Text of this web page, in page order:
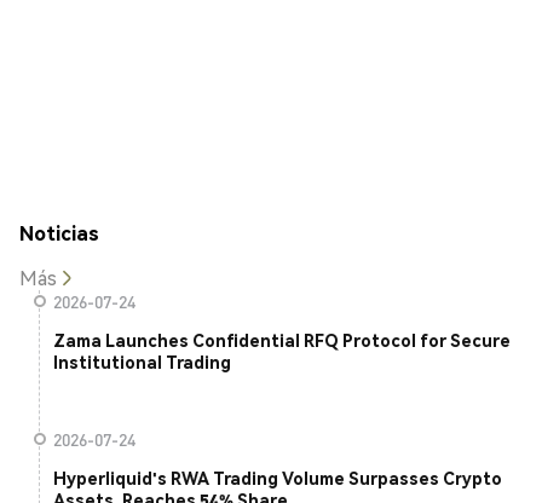
Noticias
Más
2026-07-24
Zama Launches Confidential RFQ Protocol for Secure
Institutional Trading
2026-07-24
Hyperliquid's RWA Trading Volume Surpasses Crypto